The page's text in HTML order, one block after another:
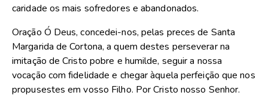
caridade os mais sofredores e abandonados.
Oração Ó Deus, concedei-nos, pelas preces de Santa
Margarida de Cortona, a quem destes perseverar na
imitação de Cristo pobre e humilde, seguir a nossa
vocação com fidelidade e chegar àquela perfeição que nos
propusestes em vosso Filho. Por Cristo nosso Senhor.